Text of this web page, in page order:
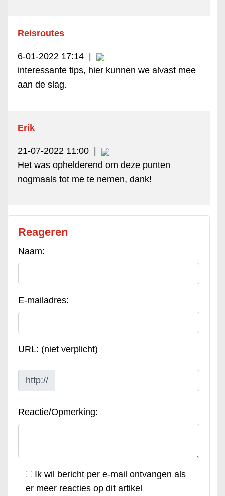
Reisroutes
6-01-2022 17:14
interessante tips, hier kunnen we alvast mee
aan de slag.
Erik
21-07-2022 11:00
Het was ophelderend om deze punten
nogmaals tot me te nemen, dank!
Reageren
Naam:
E-mailadres:
URL: (niet verplicht)
http://
Reactie/Opmerking:
Ik wil bericht per e-mail ontvangen als
er meer reacties op dit artikel